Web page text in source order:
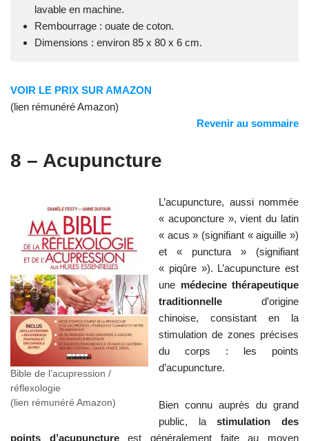
lavable en machine.
Rembourrage : ouate de coton.
Dimensions : environ 85 x 80 x 6 cm.
VOIR LE PRIX SUR AMAZON
(lien rémunéré Amazon)
Revenir au sommaire
8 – Acupuncture
Bible de l’acupression /
réflexologie
(lien rémunéré Amazon)
L’acupuncture, aussi nommée
« acuponcture », vient du latin
« acus » (signifiant « aiguille »)
et « punctura » (signifiant
« piqûre »). L’acupuncture est
une médecine thérapeutique
traditionnelle d’origine
chinoise, consistant en la
stimulation de zones précises
du corps : les points
d’acupuncture.
Bien connu auprès du grand
public, lastimulation des
points d’acupunctureest généralement faite au moyen